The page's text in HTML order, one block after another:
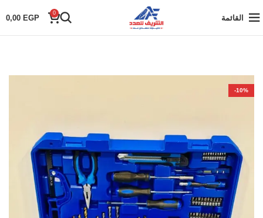
القائمة
0
0,00 EGP
-10%